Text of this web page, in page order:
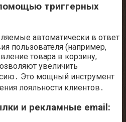
триггерных
автоматически в ответ
пользователя (например,
товара в корзину,
увеличить
Это мощный инструмент
лояльности клиентов․
и рекламные email: